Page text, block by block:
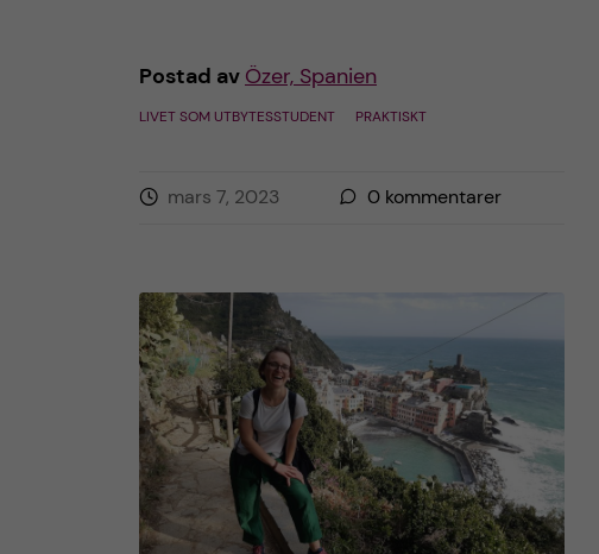
Postad av Özer, Spanien
LIVET SOM UTBYTESSTUDENT PRAKTISKT
mars 7, 2023 0 kommentarer